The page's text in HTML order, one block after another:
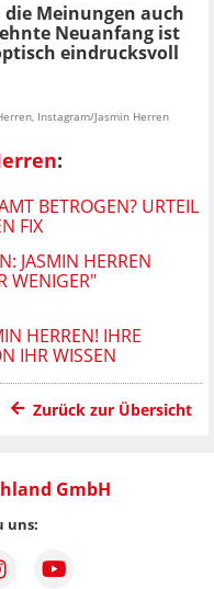
Meinungen auch
Neuanfang ist
eindrucksvoll
Instagram/Jasmin Herren
:
BETROGEN? URTEIL
FIX
JASMIN HERREN
WENIGER"
HERREN! IHRE
IHR WISSEN
Zurück zur Übersicht
GmbH
uns: